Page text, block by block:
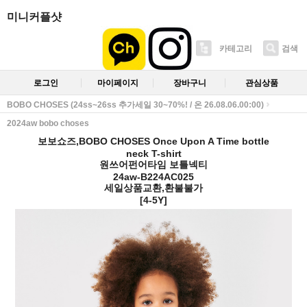
미니커플샷
카테고리 검색
로그인 마이페이지 장바구니 관심상품
BOBO CHOSES (24ss~26ss 추가세일 30~70%! / 온 26.08.06.00:00)
2024aw bobo choses
보보쇼즈,BOBO CHOSES Once Upon A Time bottle
neck T-shirt
원쓰어펀어타임 보틀넥티
24aw-B224AC025
세일상품교환,환불불가
[4-5Y]